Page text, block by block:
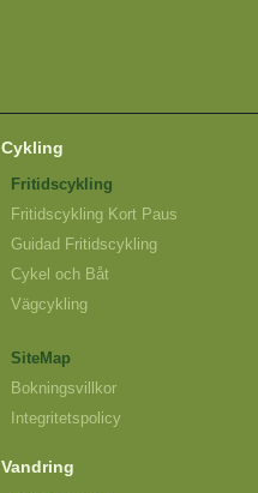
Cykling
Fritidscykling
Fritidscykling Kort Paus
Guidad Fritidscykling
Cykel och Båt
Vägcykling
SiteMap
Bokningsvillkor
Integritetspolicy
Vandring